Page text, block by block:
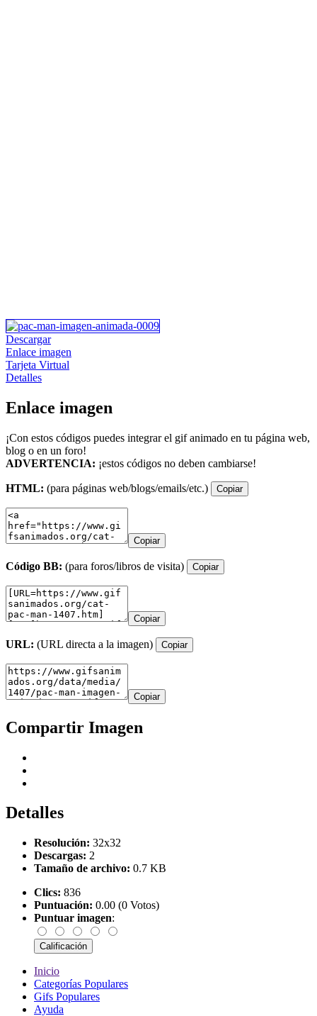
Descargar
Enlace imagen
Tarjeta Virtual
Detalles
Enlace imagen
¡Con estos códigos puedes integrar el gif animado en tu página web,
blog o en un foro!
ADVERTENCIA: ¡estos códigos no deben cambiarse!
HTML: (para páginas web/blogs/emails/etc.) Copiar
Copiar
Código BB: (para foros/libros de visita) Copiar
Copiar
URL: (URL directa a la imagen) Copiar
Copiar
Compartir Imagen
Detalles
Resolución: 32x32
Descargas: 2
Tamaño de archivo: 0.7 KB
Clics: 836
Puntuación: 0.00 (0 Votos)
Puntuar imagen:
Inicio
Categorías Populares
Gifs Populares
Ayuda